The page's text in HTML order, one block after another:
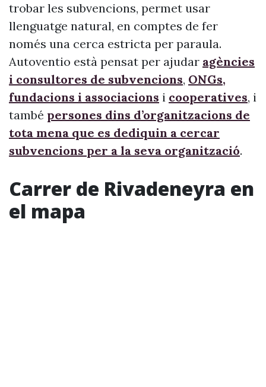
trobar les subvencions, permet usar
llenguatge natural, en comptes de fer
només una cerca estricta per paraula.
Autoventio està pensat per ajudar agències
i consultores de subvencions, ONGs,
fundacions i associacions i cooperatives, i
també persones dins d’organitzacions de
tota mena que es dediquin a cercar
subvencions per a la seva organització.
Carrer de Rivadeneyra en
el mapa